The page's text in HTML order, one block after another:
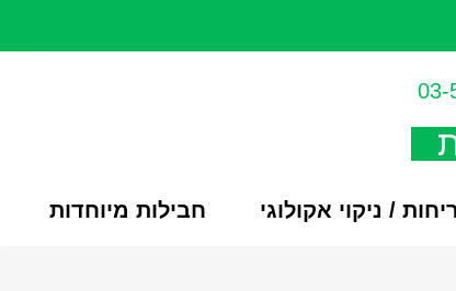
03-
/ ניקוי אקולוגי חבילות מיוחדות